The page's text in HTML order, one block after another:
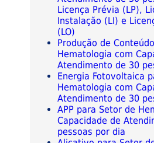
Licença Prévia (LP),
Instalação (LI) e
(LO)
Produção de
Hematologia com
Atendimento de 30
Energia Fotovoltaica
Hematologia com
Atendimento de 30
APP para Setor de
Capacidade de
pessoas por dia